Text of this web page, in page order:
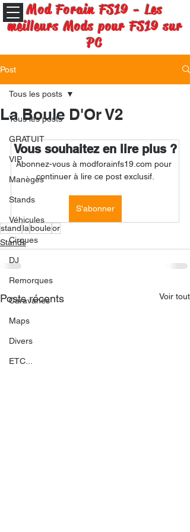
Mod Forain FS19 - Les
meilleurs Mods pour FS19 sur
PC
Post
Tous les posts
GRATUIT
VIP
Manèges
Stands
Véhicules
Cirques
DJ
Remorques
Caravanes
Maps
Divers
ETC...
Tous les posts
La Boule D'Or V2
Vous souhaitez en lire plus ?
Abonnez-vous à modforainfs19.com pour
continuer à lire ce post exclusif.
S'abonner
stand labouleor
Stands
Posts récents Voir tout